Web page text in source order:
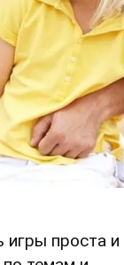
игры проста и